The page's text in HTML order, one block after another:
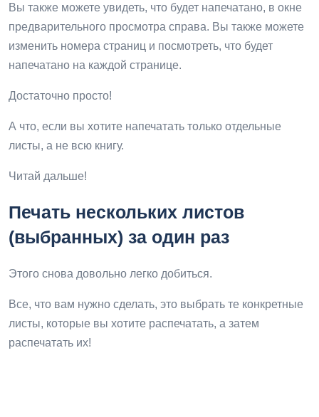
Вы также можете увидеть, что будет напечатано, в окне
предварительного просмотра справа. Вы также можете
изменить номера страниц и посмотреть, что будет
напечатано на каждой странице.
Достаточно просто!
А что, если вы хотите напечатать только отдельные
листы, а не всю книгу.
Читай дальше!
Печать нескольких листов
(выбранных) за один раз
Этого снова довольно легко добиться.
Все, что вам нужно сделать, это выбрать те конкретные
листы, которые вы хотите распечатать, а затем
распечатать их!